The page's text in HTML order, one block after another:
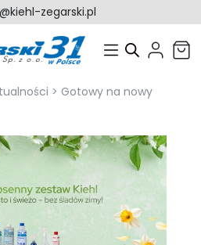
zegarski.pl
> Gotowy na nowy